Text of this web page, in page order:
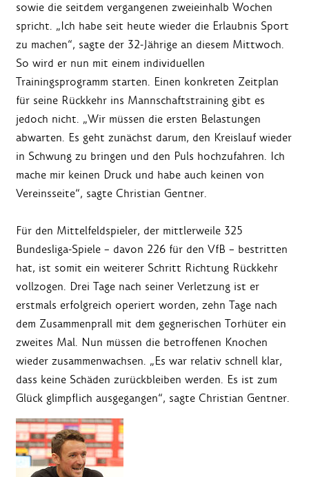
sowie die seitdem vergangenen zweieinhalb Wochen
spricht. „Ich habe seit heute wieder die Erlaubnis Sport
zu machen“, sagte der 32-Jährige an diesem Mittwoch.
So wird er nun mit einem individuellen
Trainingsprogramm starten. Einen konkreten Zeitplan
für seine Rückkehr ins Mannschaftstraining gibt es
jedoch nicht. „Wir müssen die ersten Belastungen
abwarten. Es geht zunächst darum, den Kreislauf wieder
in Schwung zu bringen und den Puls hochzufahren. Ich
mache mir keinen Druck und habe auch keinen von
Vereinsseite“, sagte Christian Gentner.
Für den Mittelfeldspieler, der mittlerweile 325
Bundesliga-Spiele – davon 226 für den VfB – bestritten
hat, ist somit ein weiterer Schritt Richtung Rückkehr
vollzogen. Drei Tage nach seiner Verletzung ist er
erstmals erfolgreich operiert worden, zehn Tage nach
dem Zusammenprall mit dem gegnerischen Torhüter ein
zweites Mal. Nun müssen die betroffenen Knochen
wieder zusammenwachsen. „Es war relativ schnell klar,
dass keine Schäden zurückbleiben werden. Es ist zum
Glück glimpflich ausgegangen“, sagte Christian Gentner.